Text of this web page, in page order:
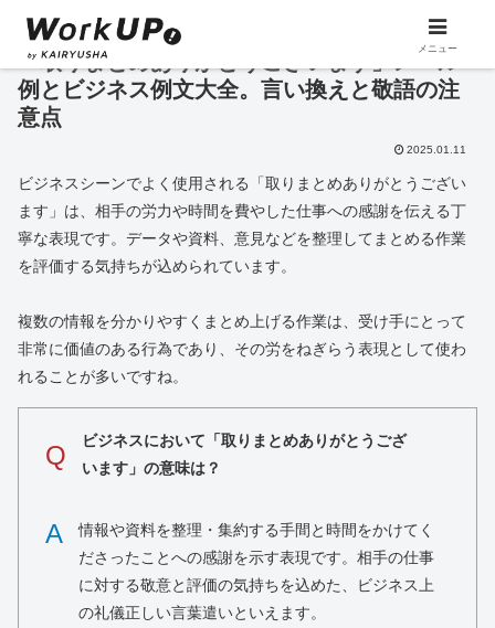
「取りまとめありがとうございます」メール
例とビジネス例文大全。言い換えと敬語の注
意点
2025.01.11
ビジネスシーンでよく使用される「取りまとめありがとうござい
ます」は、相手の労力や時間を費やした仕事への感謝を伝える丁
寧な表現です。データや資料、意見などを整理してまとめる作業
を評価する気持ちが込められています。
複数の情報を分かりやすくまとめ上げる作業は、受け手にとって
非常に価値のある行為であり、その労をねぎらう表現として使わ
れることが多いですね。
Q
ビジネスにおいて「取りまとめありがとうござ
います」の意味は？
A
情報や資料を整理・集約する手間と時間をかけてく
ださったことへの感謝を示す表現です。相手の仕事
に対する敬意と評価の気持ちを込めた、ビジネス上
の礼儀正しい言葉遣いといえます。
メニュー